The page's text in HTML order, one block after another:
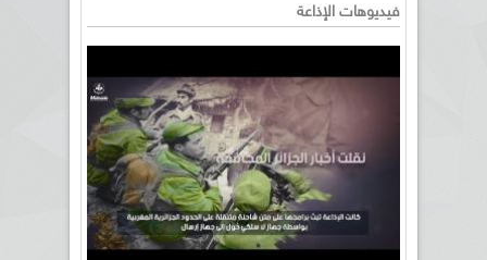
فيديوهات الإذاعة